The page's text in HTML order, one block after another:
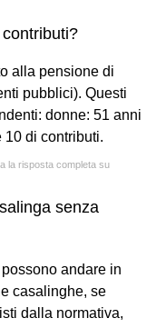
alla pensione di
pubblici). Questi
donne: 51 anni
10 di contributi.
la risposta completa su
senza
andare in
casalinghe, se
dalla normativa,